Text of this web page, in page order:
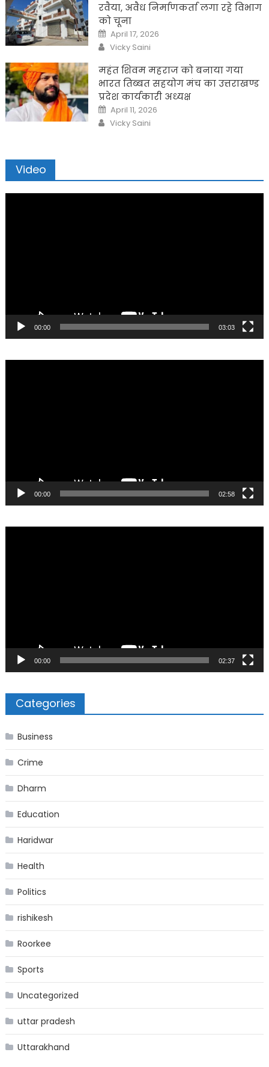
रवैया, अवैध निर्माणकर्ता लगा रहे विभाग
को चूना
Posted
on
April 17, 2026
Author
Vicky Saini
महंत शिवम महराज को बनाया गया
भारत तिब्बत सहयोग मंच का उत्तराखण्ड
प्रदेश कार्यकारी अध्यक्ष
Posted
on
April 11, 2026
Author
Vicky Saini
Video
00:00 03:03
00:00 02:58
00:00 02:37
Categories
Business
Crime
Dharm
Education
Haridwar
Health
Politics
rishikesh
Roorkee
Sports
Uncategorized
uttar pradesh
Uttarakhand